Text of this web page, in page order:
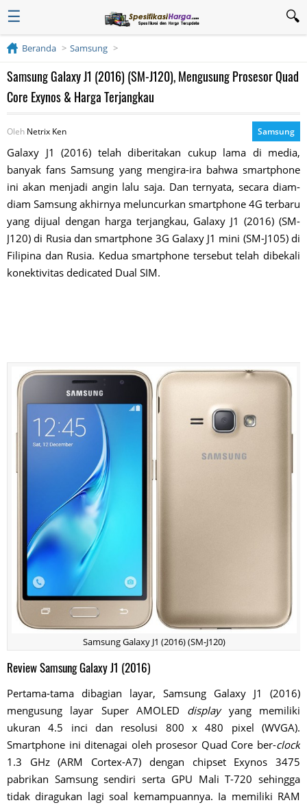
☰
Beranda Samsung
Samsung Galaxy J1 (2016) (SM-J120), Mengusung Prosesor Quad
Core Exynos & Harga Terjangkau
Oleh Netrix Ken Samsung
Galaxy J1 (2016) telah diberitakan cukup lama di media,
banyak fans Samsung yang mengira-ira bahwa smartphone
ini akan menjadi angin lalu saja. Dan ternyata, secara diam-
diam Samsung akhirnya meluncurkan smartphone 4G terbaru
yang dijual dengan harga terjangkau, Galaxy J1 (2016) (SM-
J120) di Rusia dan smartphone 3G Galaxy J1 mini (SM-J105) di
Filipina dan Rusia. Kedua smartphone tersebut telah dibekali
konektivitas dedicated Dual SIM.
Samsung Galaxy J1 (2016) (SM-J120)
Review Samsung Galaxy J1 (2016)
Pertama-tama dibagian layar, Samsung Galaxy J1 (2016)
mengusung layar Super AMOLED displayyang memiliki
ukuran 4.5 inci dan resolusi 800 x 480 pixel (WVGA).
Smartphone ini ditenagai oleh prosesor Quad Core ber-clock
1.3 GHz (ARM Cortex-A7) dengan chipset Exynos 3475
pabrikan Samsung sendiri serta GPU Mali T-720 sehingga
tidak diragukan lagi soal kemampuannya. Ia memiliki RAM